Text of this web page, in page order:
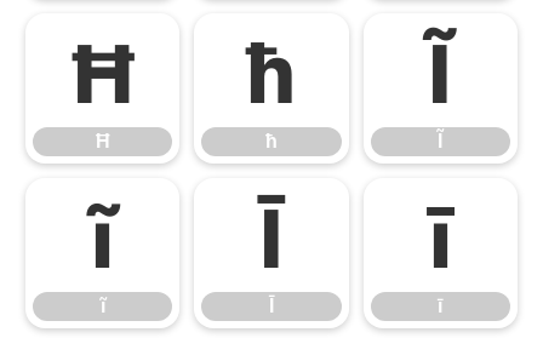
Ħ
Ħ
ħ
ħ
Ĩ
ĩ
ĩ
Ī ī
ī